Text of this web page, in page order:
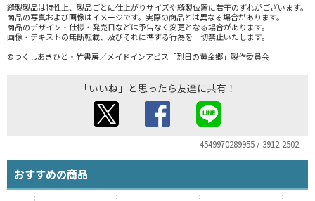
縫製製品は特性上、製品ごとに仕上がりサイズや縫製位置に若干のずれがございます。
商品の写真および画像はイメージです。実際の商品とは異なる場合があります。
商品のデザイン・仕様・発売日などは予告なく変更となる場合があります。
画像・テキストの無断転載、及びそれに準ずる行為を一切禁止いたします。
©つくしあきひと・竹書房／メイドインアビス「烈日の黄金郷」製作委員会
「いいね」と思ったら友達に共有！
4549970289955 / 3912-2502
おすすめの商品